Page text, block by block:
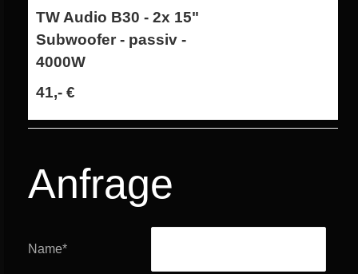
TW Audio B30 - 2x 15"
Subwoofer - passiv -
4000W
41,- €
Anfrage
Name*